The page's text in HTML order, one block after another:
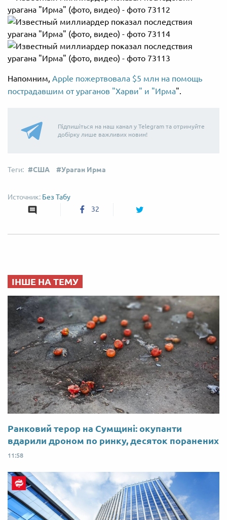
Напомним, Apple пожертвовала $5 млн на помощь
пострадавшим от ураганов "Харви" и "Ирма".
Підпишіться на наш канал у Telegram та отримуйте
добірку лише важливих новин!
США Ураган Ирма
Без Табу
32
ІНШЕ НА ТЕМУ
Ранковий терор на Сумщині: окупанти
вдарили дроном по ринку, десяток поранених
11:58